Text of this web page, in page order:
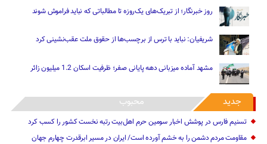
روز خبرنگار؛ از تبریک‌های یک‌روزه تا مطالباتی که نباید فراموش شوند
شریفیان: نباید با ترس از برچسب‌ها از حقوق ملت عقب‌نشینی کرد
مشهد آماده میزبانی دهه پایانی صفر؛ ظرفیت اسکان 1.2 میلیون زائر
جدید محبوب
تسنیم فارس در پوشش اخبار سومین حرم اهل‌بیت رتبه نخست کشور را کسب کرد
مقاومت مردم دشمن را به خشم آورده است/ ایران در مسیر ابرقدرت چهارم جهان